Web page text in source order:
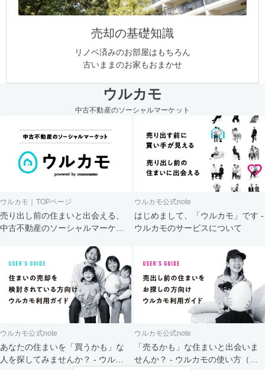
売却の基礎知識
リノベ済みのお部屋はもちろん
古いままのお家もおまかせ
ウルカモ
中古不動産のソーシャルマーケット
ウルカモ｜TOPページ
売り出し前の住まいと出会える、
中古不動産のソーシャルマーケッ
ウルカモ公式note
はじめまして、「ウルカモ」です -
ウルカモのサービスについて
ウルカモ公式note
あなたの住まいを「買うかも」な
人を探してみませんか？ - ウルカ
ウルカモ公式note
「売るかも」な住まいと出会いま
せんか？ - ウルカモの使い方（買